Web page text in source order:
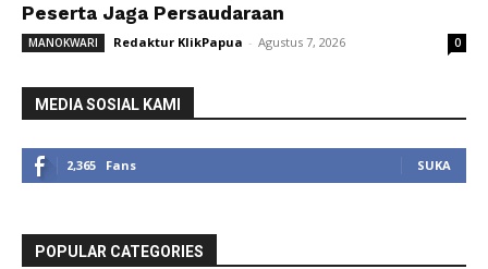
Peserta Jaga Persaudaraan
MANOKWARI Redaktur KlikPapua - Agustus 7, 2026 0
MEDIA SOSIAL KAMI
2,365 Fans SUKA
POPULAR CATEGORIES